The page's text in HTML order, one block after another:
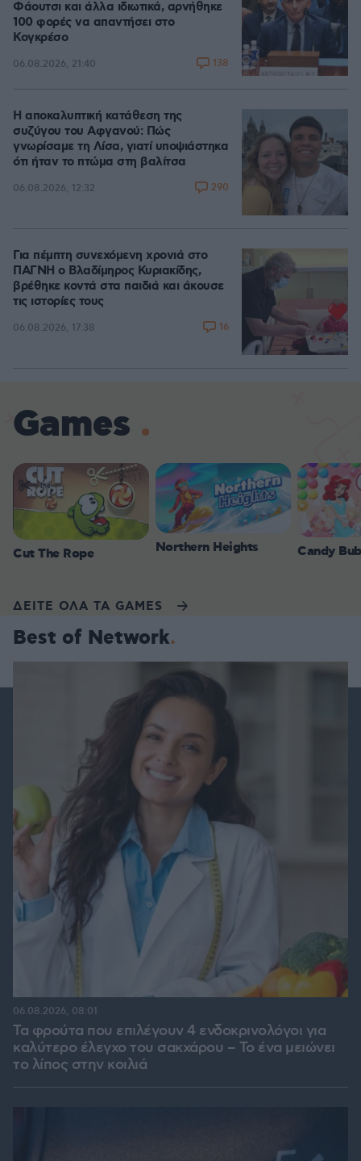
Φάουτσι και άλλα ιδιωτικά, αρνήθηκε
100 φορές να απαντήσει στο
Κογκρέσο
06.08.2026, 21:40 138
Η αποκαλυπτική κατάθεση της
συζύγου του Αφγανού: Πώς
γνωρίσαμε τη Λίσα, γιατί υποψιάστηκα
ότι ήταν το πτώμα στη βαλίτσα
06.08.2026, 12:32 290
Για πέμπτη συνεχόμενη χρονιά στο
ΠΑΓΝΗ ο Βλαδίμηρος Κυριακίδης,
βρέθηκε κοντά στα παιδιά και άκουσε
τις ιστορίες τους
06.08.2026, 17:38 16
Games
Cut The Rope Northern Heights Candy
ΔΕΙΤΕ ΟΛΑ ΤΑ GAMES
Best of Network
Τα φρούτα που επιλέγουν 4 ενδοκρινολόγοι για
καλύτερο έλεγχο του σακχάρου – Το ένα μειώνει
το λίπος στην κοιλιά
06.08.2026, 08:01